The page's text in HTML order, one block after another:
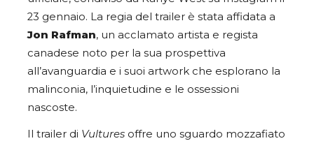
23 gennaio. La regia del trailer è stata affidata a
Jon Rafman, un acclamato artista e regista
canadese noto per la sua prospettiva
all’avanguardia e i suoi artwork che esplorano la
malinconia, l’inquietudine e le ossessioni
nascoste.
Il trailer di Vultures offre uno sguardo mozzafiato